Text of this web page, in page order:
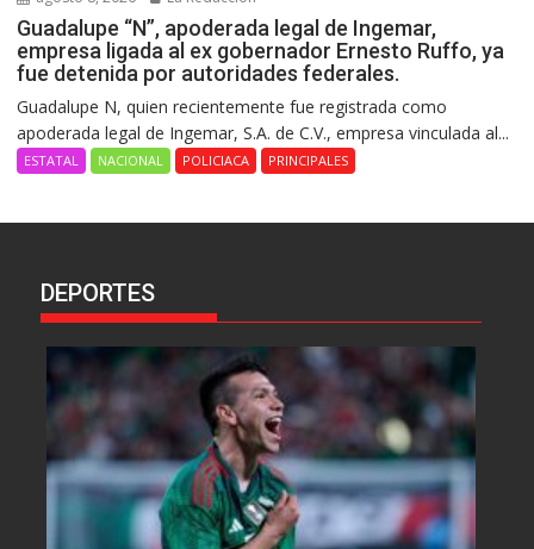
Guadalupe “N”, apoderada legal de Ingemar,
empresa ligada al ex gobernador Ernesto Ruffo, ya
fue detenida por autoridades federales.
Guadalupe N, quien recientemente fue registrada como
apoderada legal de Ingemar, S.A. de C.V., empresa vinculada al...
ESTATAL NACIONAL POLICIACA PRINCIPALES
DEPORTES